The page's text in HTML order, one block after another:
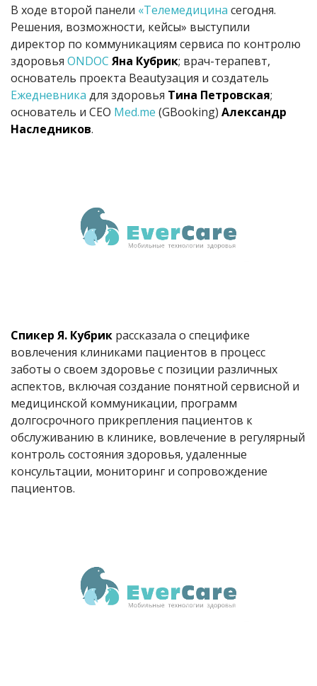
В ходе второй панели «Телемедицина сегодня.
Решения, возможности, кейсы» выступили
директор по коммуникациям сервиса по контролю
здоровья ONDOC Яна Кубрик; врач-терапевт,
основатель проекта Beautyзация и создатель
Ежедневника для здоровья Тина Петровская;
основатель и СЕО Med.me (GBooking) Александр
Наследников.
Спикер Я. Кубрик рассказала о специфике
вовлечения клиниками пациентов в процесс
заботы о своем здоровье с позиции различных
аспектов, включая создание понятной сервисной и
медицинской коммуникации, программ
долгосрочного прикрепления пациентов к
обслуживанию в клинике, вовлечение в регулярный
контроль состояния здоровья, удаленные
консультации, мониторинг и сопровождение
пациентов.